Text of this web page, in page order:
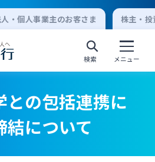
・個人事業主のお客さま 株主・
検索 メニュー
ーネットバンキング
ログオン
との包括連携に
結について